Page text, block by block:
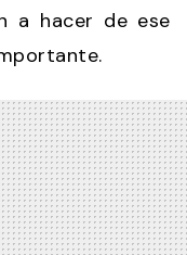
a hacer de ese